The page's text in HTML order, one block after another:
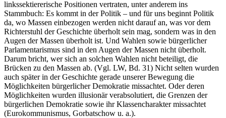
linkssektiererische Positionen vertraten, unter anderem ins
Stammbuch: Es kommt in der Politik – und für uns beginnt Politik
da, wo Massen einbezogen werden nicht darauf an, was vor dem
Richterstuhl der Geschichte überholt sein mag, sondern was in den
Augen der Massen überholt ist. Und Wahlen sowie bürgerlicher
Parlamentarismus sind in den Augen der Massen nicht überholt.
Darum bricht, wer sich an solchen Wahlen nicht beteiligt, die
Brücken zu den Massen ab. (Vgl. LW, Bd. 31) Nicht selten wurden
auch später in der Geschichte gerade unserer Bewegung die
Möglichkeiten bürgerlicher Demokratie missachtet. Oder deren
Möglichkeiten wurden illusionär verabsolutiert, die Grenzen der
bürgerlichen Demokratie sowie ihr Klassencharakter missachtet
(Eurokommunismus, Gorbatschow u. a.).